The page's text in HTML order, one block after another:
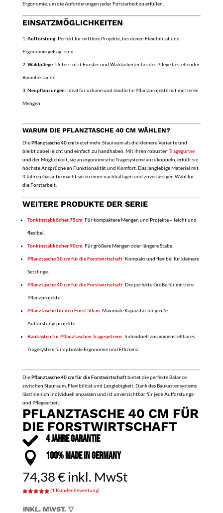
Ergonomie, um die Anforderungen jeder Forstarbeit zu erfüllen.
EINSATZMÖGLICHKEITEN
Aufforstung: Perfekt für mittlere Projekte, bei denen Flexibilität und
Ergonomie gefragt sind.
Waldpflege: Unterstützt Förster und Waldarbeiter bei der Pflege bestehender
Baumbestände.
Neupflanzungen: Ideal für urbane und ländliche Pflanzprojekte mit mittleren
Mengen.
WARUM DIE PFLANZTASCHE 40 CM WÄHLEN?
DiePflanztasche 40 cmbietet mehr Stauraum als die kleinere Variante und
bleibt dabei leicht und einfach zu handhaben. Mit ihren robusten Tragegurten
und der Möglichkeit, sie an ergonomische Tragesysteme anzukoppeln, erfüllt sie
höchste Ansprüche an Funktionalität und Komfort. Das langlebige Material mit
4 Jahren Garantie macht sie zu einer nachhaltigen und zuverlässigen Wahl für
die Forstarbeit.
WEITERE PRODUKTE DER SERIE
Tonkinstabköcher 75cm: Für kompaktere Mengen und Projekte – leicht und
flexibel.
Tonkinstabköcher 90cm: Für größere Mengen oder längere Stäbe.
Pflanztasche 30 cm für die Forstwirtschaft: Kompakt und flexibel für kleinere
Setzlinge.
Pflanztasche 40 cm für die Forstwirtschaft: Die perfekte Größe für mittlere
Pflanzprojekte.
Pflanztasche für den Forst 50cm: Maximale Kapazität für große
Aufforstungsprojekte.
Baukasten für Pflanztaschen Tragesysteme: Individuell zusammenstellbares
Tragesystem für optimale Ergonomie und Effizienz.
DiePflanztasche 40 cm für die Forstwirtschaftbietet die perfekte Balance
zwischen Stauraum, Flexibilität und Langlebigkeit. Dank des Baukastensystems
lässt sie sich individuell anpassen und ist unverzichtbar für jede Aufforstungs-
und Pflegearbeit.
PFLANZTASCHE 40 CM FÜR
DIE FORSTWIRTSCHAFT
 4 JAHRE GARANTIE
 100% MADE IN GERMANY
74,38€inkl. MwSt
basierend
(1 Kundenbewertung)
INKL. MWST. ▽